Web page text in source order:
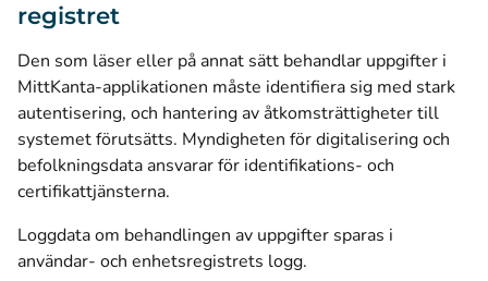
registret
Den som läser eller på annat sätt behandlar uppgifter i
MittKanta-applikationen måste identifiera sig med stark
autentisering, och hantering av åtkomsträttigheter till
systemet förutsätts. Myndigheten för digitalisering och
befolkningsdata ansvarar för identifikations- och
certifikattjänsterna.
Loggdata om behandlingen av uppgifter sparas i
användar- och enhetsregistrets logg.